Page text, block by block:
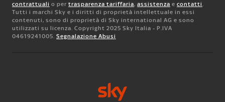
contrattuali o per trasparenza tariffaria, assistenza e contatti.
Tutti i marchi Sky e i diritti di proprietà intellettuale in essi
contenuti, sono di proprietà di Sky international AG e sono
utilizzati su licenza. Copyright 2025 Sky Italia - P.IVA
04619241005. Segnalazione Abusi